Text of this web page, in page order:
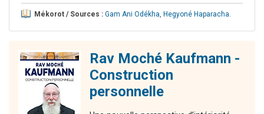
Mékorot / Sources : Gam Ani Odékha, Hegyoné Haparacha.
Rav Moché Kaufmann -
Construction
personnelle